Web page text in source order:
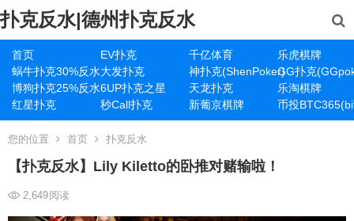
扑克反水|德州扑克反水
首页 EV扑克 千亿体育
乐虎棋牌
蜗牛扑克30%反水大发扑克 神扑克(ShenPoker)GG扑克
博狗扑克25%反水6UP扑克之星 天龙扑克
乐淘棋牌
红星扑克
秒Call扑克 新葡京棋牌 币投
您的位置 首页 扑克反水
【扑克反水】Lily Kiletto的卧推对赌输啦！
2,649阅读